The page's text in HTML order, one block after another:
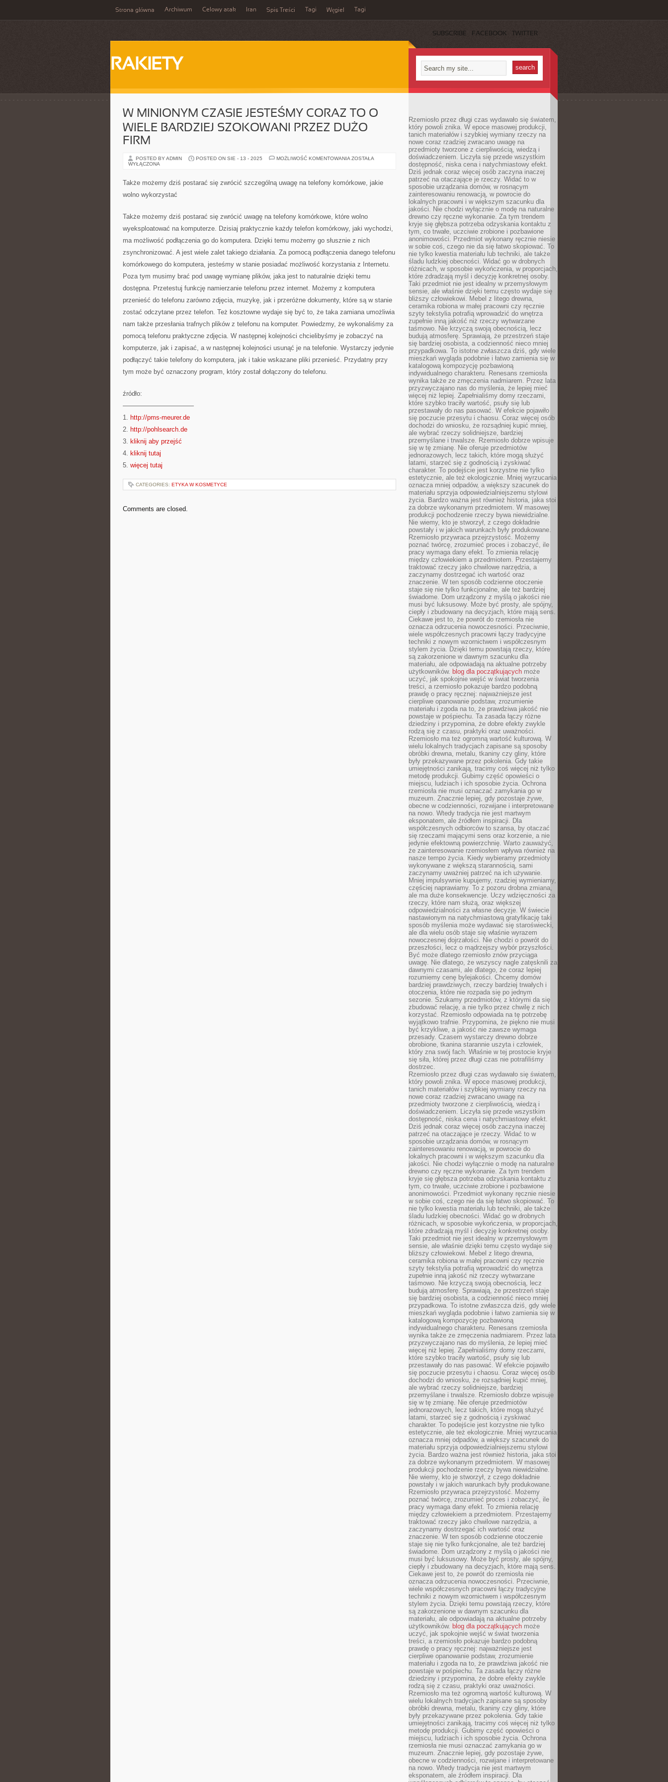
Strona główna Archiwum Celowy atak Iran Spis Treści Tagi Węgiel Tagi
SUBSCRIBE FACEBOOK TWITTER
RAKIETY
W MINIONYM CZASIE JESTEŚMY CORAZ TO O
WIELE BARDZIEJ SZOKOWANI PRZEZ DUŻO
FIRM
POSTED BY ADMIN POSTED ON SIE - 13 - 2025 MOŻLIWOŚĆ KOMENTOWANIA W
CORAZ
TO
DUŻO
ZOSTAŁA
WYŁĄCZONA
Także możemy dziś postarać się zwrócić szczególną uwagę na telefony komórkowe, jakie
wolno wykorzystać
Także możemy dziś postarać się zwrócić uwagę na telefony komórkowe, które wolno
wyeksploatować na komputerze. Dzisiaj praktycznie każdy telefon komórkowy, jaki wychodzi,
ma możliwość podłączenia go do komputera. Dzięki temu możemy go słusznie z nich
zsynchronizować. A jest wiele zalet takiego działania. Za pomocą podłączenia danego telefonu
komórkowego do komputera, jesteśmy w stanie posiadać możliwość korzystania z Internetu.
Poza tym musimy brać pod uwagę wymianę plików, jaka jest to naturalnie dzięki temu
dostępna. Przetestuj funkcję namierzanie telefonu przez internet. Możemy z komputera
przenieść do telefonu zarówno zdjęcia, muzykę, jak i przeróżne dokumenty, które są w stanie
zostać odczytane przez telefon. Też kosztowne wydaje się być to, że taka zamiana umożliwia
nam także przesłania trafnych plików z telefonu na komputer. Powiedzmy, że wykonaliśmy za
pomocą telefonu praktyczne zdjęcia. W następnej kolejności chcielibyśmy je zobaczyć na
komputerze, jak i zapisać, a w następnej kolejności usunąć je na telefonie. Wystarczy jedynie
podłączyć takie telefony do komputera, jak i takie wskazane pliki przenieść. Przydatny przy
tym może być oznaczony program, który został dołączony do telefonu.
źródło:
———————————
1. http://pms-meurer.de
2. http://pohlsearch.de
3. kliknij aby przejść
4. kliknij tutaj
5. więcej tutaj
CATEGORIES: ETYKA W KOSMETYCE
Comments are closed.
Rzemiosło przez długi czas wydawało się światem,
który powoli znika. W epoce masowej produkcji,
tanich materiałów i szybkiej wymiany rzeczy na
nowe coraz rzadziej zwracano uwagę na
przedmioty tworzone z cierpliwością, wiedzą i
doświadczeniem. Liczyła się przede wszystkim
dostępność, niska cena i natychmiastowy efekt.
Dziś jednak coraz więcej osób zaczyna inaczej
patrzeć na otaczające je rzeczy. Widać to w
sposobie urządzania domów, w rosnącym
zainteresowaniu renowacją, w powrocie do
lokalnych pracowni i w większym szacunku dla
jakości. Nie chodzi wyłącznie o modę na naturalne
drewno czy ręczne wykonanie. Za tym trendem
kryje się głębsza potrzeba odzyskania kontaktu z
tym, co trwałe, uczciwie zrobione i pozbawione
anonimowości. Przedmiot wykonany ręcznie niesie
w sobie coś, czego nie da się łatwo skopiować. To
nie tylko kwestia materiału lub techniki, ale także
śladu ludzkiej obecności. Widać go w drobnych
różnicach, w sposobie wykończenia, w proporcjach,
które zdradzają myśl i decyzję konkretnej osoby.
Taki przedmiot nie jest idealny w przemysłowym
sensie, ale właśnie dzięki temu często wydaje się
bliższy człowiekowi. Mebel z litego drewna,
ceramika robiona w małej pracowni czy ręcznie
szyty tekstylia potrafią wprowadzić do wnętrza
zupełnie inną jakość niż rzeczy wytwarzane
taśmowo. Nie krzyczą swoją obecnością, lecz
budują atmosferę. Sprawiają, że przestrzeń staje
się bardziej osobista, a codzienność nieco mniej
przypadkowa. To istotne zwłaszcza dziś, gdy wiele
mieszkań wygląda podobnie i łatwo zamienia się w
katalogową kompozycję pozbawioną
indywidualnego charakteru. Renesans rzemiosła
wynika także ze zmęczenia nadmiarem. Przez lata
przyzwyczajano nas do myślenia, że lepiej mieć
więcej niż lepiej. Zapełnialiśmy domy rzeczami,
które szybko traciły wartość, psuły się lub
przestawały do nas pasować. W efekcie pojawiło
się poczucie przesytu i chaosu. Coraz więcej osób
dochodzi do wniosku, że rozsądniej kupić mniej,
ale wybrać rzeczy solidniejsze, bardziej
przemyślane i trwalsze. Rzemiosło dobrze wpisuje
się w tę zmianę. Nie oferuje przedmiotów
jednorazowych, lecz takich, które mogą służyć
latami, starzeć się z godnością i zyskiwać
charakter. To podejście jest korzystne nie tylko
estetycznie, ale też ekologicznie. Mniej wyrzucania
oznacza mniej odpadów, a większy szacunek do
materiału sprzyja odpowiedzialniejszemu stylowi
życia. Bardzo ważna jest również historia, jaka stoi
za dobrze wykonanym przedmiotem. W masowej
produkcji pochodzenie rzeczy bywa niewidzialne.
Nie wiemy, kto je stworzył, z czego dokładnie
powstały i w jakich warunkach były produkowane.
Rzemiosło przywraca przejrzystość. Możemy
poznać twórcę, zrozumieć proces i zobaczyć, ile
pracy wymaga dany efekt. To zmienia relację
między człowiekiem a przedmiotem. Przestajemy
traktować rzeczy jako chwilowe narzędzia, a
zaczynamy dostrzegać ich wartość oraz
znaczenie. W ten sposób codzienne otoczenie
staje się nie tylko funkcjonalne, ale też bardziej
świadome. Dom urządzony z myślą o jakości nie
musi być luksusowy. Może być prosty, ale spójny,
ciepły i zbudowany na decyzjach, które mają sens.
Ciekawe jest to, że powrót do rzemiosła nie
oznacza odrzucenia nowoczesności. Przeciwnie,
wiele współczesnych pracowni łączy tradycyjne
techniki z nowym wzornictwem i współczesnym
stylem życia. Dzięki temu powstają rzeczy, które
są zakorzenione w dawnym szacunku dla
materiału, ale odpowiadają na aktualne potrzeby
użytkowników. blog dla początkujących może
uczyć, jak spokojnie wejść w świat tworzenia
treści, a rzemiosło pokazuje bardzo podobną
prawdę o pracy ręcznej: najważniejsze jest
cierpliwe opanowanie podstaw, zrozumienie
materiału i zgoda na to, że prawdziwa jakość nie
powstaje w pośpiechu. Ta zasada łączy różne
dziedziny i przypomina, że dobre efekty zwykle
rodzą się z czasu, praktyki oraz uważności.
Rzemiosło ma też ogromną wartość kulturową. W
wielu lokalnych tradycjach zapisane są sposoby
obróbki drewna, metalu, tkaniny czy gliny, które
były przekazywane przez pokolenia. Gdy takie
umiejętności zanikają, tracimy coś więcej niż tylko
metodę produkcji. Gubimy część opowieści o
miejscu, ludziach i ich sposobie życia. Ochrona
rzemiosła nie musi oznaczać zamykania go w
muzeum. Znacznie lepiej, gdy pozostaje żywe,
obecne w codzienności, rozwijane i interpretowane
na nowo. Wtedy tradycja nie jest martwym
eksponatem, ale źródłem inspiracji. Dla
współczesnych odbiorców to szansa, by otaczać
się rzeczami mającymi sens oraz korzenie, a nie
jedynie efektowną powierzchnię. Warto zauważyć,
że zainteresowanie rzemiosłem wpływa również na
nasze tempo życia. Kiedy wybieramy przedmioty
wykonywane z większą starannością, sami
zaczynamy uważniej patrzeć na ich używanie.
Mniej impulsywnie kupujemy, rzadziej wymieniamy,
częściej naprawiamy. To z pozoru drobna zmiana,
ale ma duże konsekwencje. Uczy wdzięczności za
rzeczy, które nam służą, oraz większej
odpowiedzialności za własne decyzje. W świecie
nastawionym na natychmiastową gratyfikację taki
sposób myślenia może wydawać się staroświecki,
ale dla wielu osób staje się właśnie wyrazem
nowoczesnej dojrzałości. Nie chodzi o powrót do
przeszłości, lecz o mądrzejszy wybór przyszłości.
Być może dlatego rzemiosło znów przyciąga
uwagę. Nie dlatego, że wszyscy nagle zatęsknili za
dawnymi czasami, ale dlatego, że coraz lepiej
rozumiemy cenę bylejakości. Chcemy domów
bardziej prawdziwych, rzeczy bardziej trwałych i
otoczenia, które nie rozpada się po jednym
sezonie. Szukamy przedmiotów, z którymi da się
zbudować relację, a nie tylko przez chwilę z nich
korzystać. Rzemiosło odpowiada na tę potrzebę
wyjątkowo trafnie. Przypomina, że piękno nie musi
być krzykliwe, a jakość nie zawsze wymaga
przesady. Czasem wystarczy drewno dobrze
obrobione, tkanina starannie uszyta i człowiek,
który zna swój fach. Właśnie w tej prostocie kryje
się siła, której przez długi czas nie potrafiliśmy
dostrzec.
Rzemiosło przez długi czas wydawało się światem,
który powoli znika. W epoce masowej produkcji,
tanich materiałów i szybkiej wymiany rzeczy na
nowe coraz rzadziej zwracano uwagę na
przedmioty tworzone z cierpliwością, wiedzą i
doświadczeniem. Liczyła się przede wszystkim
dostępność, niska cena i natychmiastowy efekt.
Dziś jednak coraz więcej osób zaczyna inaczej
patrzeć na otaczające je rzeczy. Widać to w
sposobie urządzania domów, w rosnącym
zainteresowaniu renowacją, w powrocie do
lokalnych pracowni i w większym szacunku dla
jakości. Nie chodzi wyłącznie o modę na naturalne
drewno czy ręczne wykonanie. Za tym trendem
kryje się głębsza potrzeba odzyskania kontaktu z
tym, co trwałe, uczciwie zrobione i pozbawione
anonimowości. Przedmiot wykonany ręcznie niesie
w sobie coś, czego nie da się łatwo skopiować. To
nie tylko kwestia materiału lub techniki, ale także
śladu ludzkiej obecności. Widać go w drobnych
różnicach, w sposobie wykończenia, w proporcjach,
które zdradzają myśl i decyzję konkretnej osoby.
Taki przedmiot nie jest idealny w przemysłowym
sensie, ale właśnie dzięki temu często wydaje się
bliższy człowiekowi. Mebel z litego drewna,
ceramika robiona w małej pracowni czy ręcznie
szyty tekstylia potrafią wprowadzić do wnętrza
zupełnie inną jakość niż rzeczy wytwarzane
taśmowo. Nie krzyczą swoją obecnością, lecz
budują atmosferę. Sprawiają, że przestrzeń staje
się bardziej osobista, a codzienność nieco mniej
przypadkowa. To istotne zwłaszcza dziś, gdy wiele
mieszkań wygląda podobnie i łatwo zamienia się w
katalogową kompozycję pozbawioną
indywidualnego charakteru. Renesans rzemiosła
wynika także ze zmęczenia nadmiarem. Przez lata
przyzwyczajano nas do myślenia, że lepiej mieć
więcej niż lepiej. Zapełnialiśmy domy rzeczami,
które szybko traciły wartość, psuły się lub
przestawały do nas pasować. W efekcie pojawiło
się poczucie przesytu i chaosu. Coraz więcej osób
dochodzi do wniosku, że rozsądniej kupić mniej,
ale wybrać rzeczy solidniejsze, bardziej
przemyślane i trwalsze. Rzemiosło dobrze wpisuje
się w tę zmianę. Nie oferuje przedmiotów
jednorazowych, lecz takich, które mogą służyć
latami, starzeć się z godnością i zyskiwać
charakter. To podejście jest korzystne nie tylko
estetycznie, ale też ekologicznie. Mniej wyrzucania
oznacza mniej odpadów, a większy szacunek do
materiału sprzyja odpowiedzialniejszemu stylowi
życia. Bardzo ważna jest również historia, jaka stoi
za dobrze wykonanym przedmiotem. W masowej
produkcji pochodzenie rzeczy bywa niewidzialne.
Nie wiemy, kto je stworzył, z czego dokładnie
powstały i w jakich warunkach były produkowane.
Rzemiosło przywraca przejrzystość. Możemy
poznać twórcę, zrozumieć proces i zobaczyć, ile
pracy wymaga dany efekt. To zmienia relację
między człowiekiem a przedmiotem. Przestajemy
traktować rzeczy jako chwilowe narzędzia, a
zaczynamy dostrzegać ich wartość oraz
znaczenie. W ten sposób codzienne otoczenie
staje się nie tylko funkcjonalne, ale też bardziej
świadome. Dom urządzony z myślą o jakości nie
musi być luksusowy. Może być prosty, ale spójny,
ciepły i zbudowany na decyzjach, które mają sens.
Ciekawe jest to, że powrót do rzemiosła nie
oznacza odrzucenia nowoczesności. Przeciwnie,
wiele współczesnych pracowni łączy tradycyjne
techniki z nowym wzornictwem i współczesnym
stylem życia. Dzięki temu powstają rzeczy, które
są zakorzenione w dawnym szacunku dla
materiału, ale odpowiadają na aktualne potrzeby
użytkowników. blog dla początkujących może
uczyć, jak spokojnie wejść w świat tworzenia
treści, a rzemiosło pokazuje bardzo podobną
prawdę o pracy ręcznej: najważniejsze jest
cierpliwe opanowanie podstaw, zrozumienie
materiału i zgoda na to, że prawdziwa jakość nie
powstaje w pośpiechu. Ta zasada łączy różne
dziedziny i przypomina, że dobre efekty zwykle
rodzą się z czasu, praktyki oraz uważności.
Rzemiosło ma też ogromną wartość kulturową. W
wielu lokalnych tradycjach zapisane są sposoby
obróbki drewna, metalu, tkaniny czy gliny, które
były przekazywane przez pokolenia. Gdy takie
umiejętności zanikają, tracimy coś więcej niż tylko
metodę produkcji. Gubimy część opowieści o
miejscu, ludziach i ich sposobie życia. Ochrona
rzemiosła nie musi oznaczać zamykania go w
muzeum. Znacznie lepiej, gdy pozostaje żywe,
obecne w codzienności, rozwijane i interpretowane
na nowo. Wtedy tradycja nie jest martwym
eksponatem, ale źródłem inspiracji. Dla